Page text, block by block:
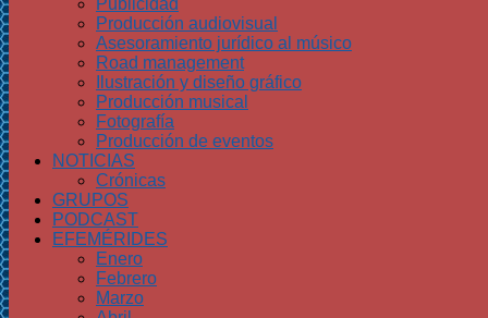
Publicidad
Producción audiovisual
Asesoramiento jurídico al músico
Road management
Ilustración y diseño gráfico
Producción musical
Fotografía
Producción de eventos
NOTICIAS
Crónicas
GRUPOS
PODCAST
EFEMÉRIDES
Enero
Febrero
Marzo